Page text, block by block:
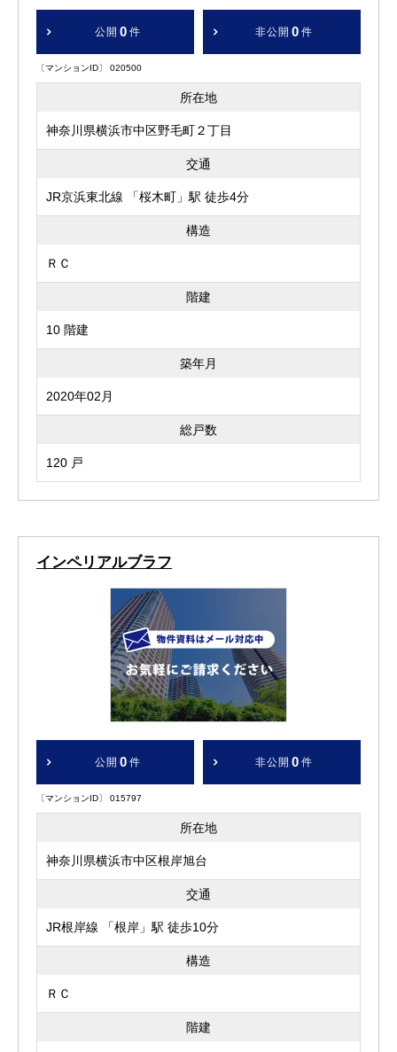
公開 0 件 非公開 0 件
〔マンションID〕 020500
所在地
神奈川県横浜市中区野毛町２丁目
交通
JR京浜東北線 「桜木町」駅 徒歩4分
構造
ＲＣ
階建
10 階建
築年月
2020年02月
総戸数
120 戸
インペリアルブラフ
公開 0 件 非公開 0 件
〔マンションID〕 015797
所在地
神奈川県横浜市中区根岸旭台
交通
JR根岸線 「根岸」駅 徒歩10分
構造
ＲＣ
階建